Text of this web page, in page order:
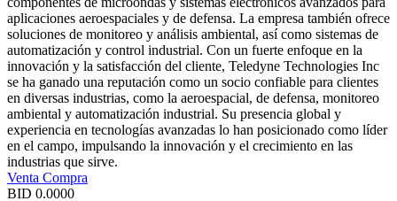
aplicaciones aeroespaciales y de defensa. La empresa también ofrece
soluciones de monitoreo y análisis ambiental, así como sistemas de
automatización y control industrial. Con un fuerte enfoque en la
innovación y la satisfacción del cliente, Teledyne Technologies Inc
se ha ganado una reputación como un socio confiable para clientes
en diversas industrias, como la aeroespacial, de defensa, monitoreo
ambiental y automatización industrial. Su presencia global y
experiencia en tecnologías avanzadas lo han posicionado como líder
en el campo, impulsando la innovación y el crecimiento en las
industrias que sirve.
Venta Compra
BID 0.0000